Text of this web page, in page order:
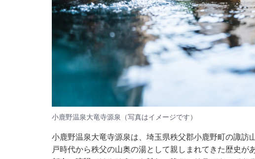
小鹿野温泉大竜寺源泉（写真はイメージです）
小鹿野温泉大竜寺源泉は、埼玉県秩父郡小鹿野町の諏訪
戸時代から秩父の山奥の湯として親しまれてきた歴史が